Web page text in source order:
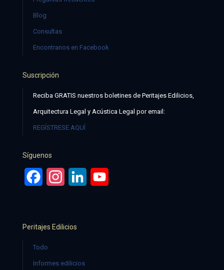
Blog
Consultas
Encontranos en Facebook
Suscripción
Reciba GRATIS nuestros boletines de Peritajes Edilicios,
Arquitectura Legal y Acústica Legal por email:
REGÍSTRESE AQUÍ
Síguenos
FacebookInstagramLinkedIn
Peritajes Edilicios
Todo
Informes edilicios